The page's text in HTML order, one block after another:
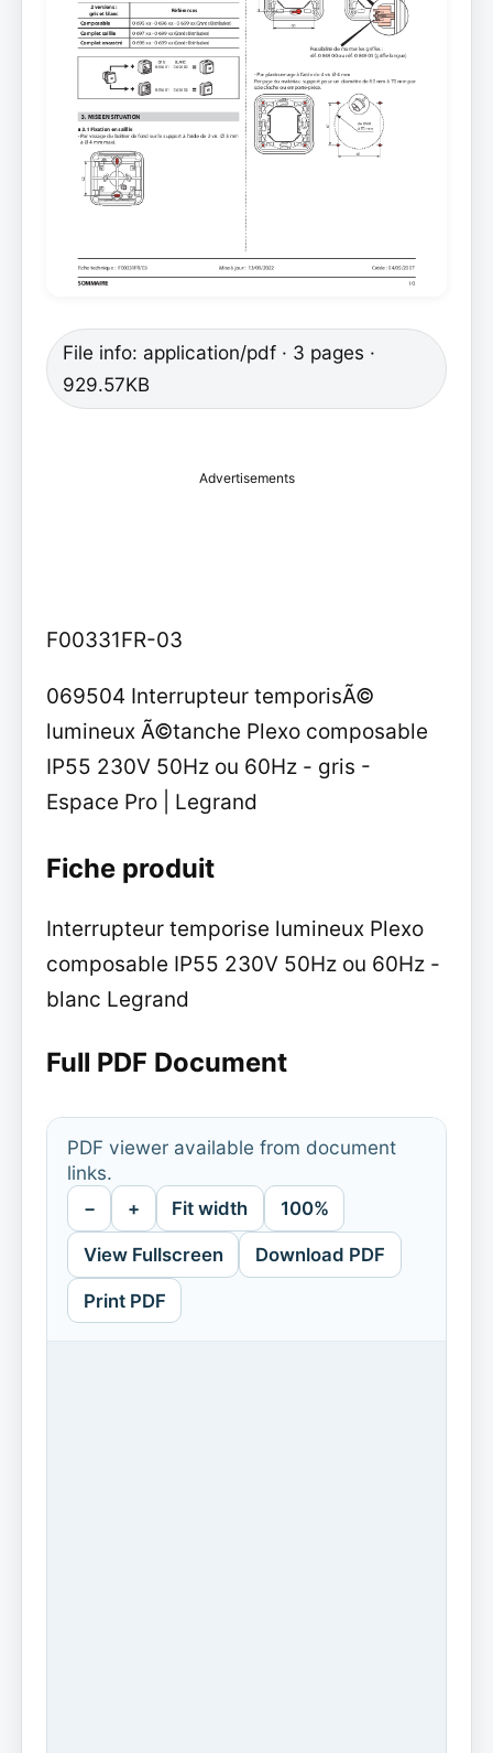
File info: application/pdf · 3 pages ·
929.57KB
Advertisements
F00331FR-03
069504 Interrupteur temporisÃ©
lumineux Ã©tanche Plexo composable
IP55 230V 50Hz ou 60Hz - gris -
Espace Pro | Legrand
Fiche produit
Interrupteur temporise lumineux Plexo
composable IP55 230V 50Hz ou 60Hz -
blanc Legrand
Full PDF Document
PDF viewer available from document
links.
− + Fit width 100%
View Fullscreen Download PDF
Print PDF